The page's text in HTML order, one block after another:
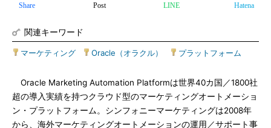
Share Post LINE Hatena
関連キーワード
マーケティング Oracle（オラクル） プラットフォーム
Oracle Marketing Automation Platformは世界40カ国／1800社
超の導入実績を持つクラウド型のマーケティングオートメーショ
ン・プラットフォーム。シンフォニーマーケティングは2008年
から、海外マーケティングオートメーションの運用／サポート事